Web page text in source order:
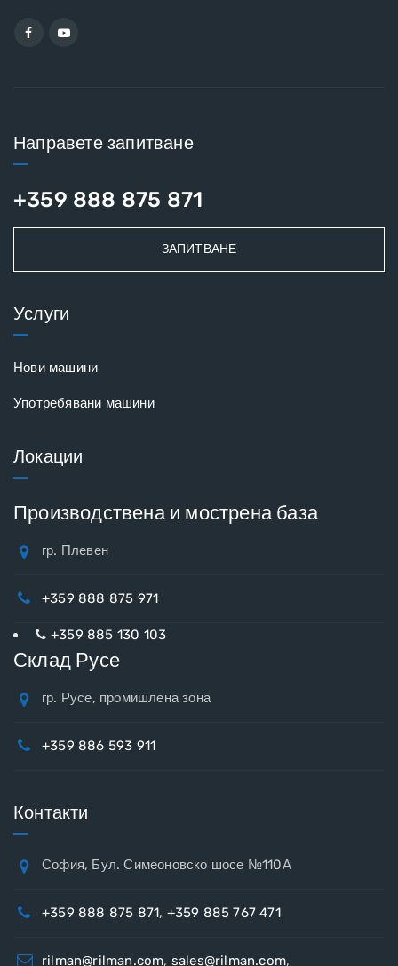
Направете запитване
+359 888 875 871
ЗАПИТВАНЕ
Услуги
Нови машини
Употребявани машини
Локации
Производствена и мострена база
гр. Плевен
+359 888 875 971
+359 885 130 103
Склад Русе
гр. Русе, промишлена зона
+359 886 593 911
Контакти
София, Бул. Симеоновско шосе №110А
+359 888 875 871, +359 885 767 471
rilman@rilman.com, sales@rilman.com,